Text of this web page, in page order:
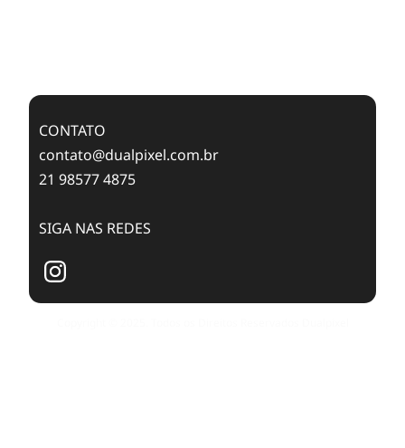
CONTATO
contato@dualpixel.com.br
21 98577 4875
SIGA NAS REDES